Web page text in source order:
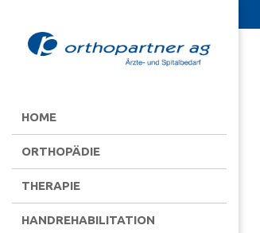
HOME
ORTHOPÄDIE
THERAPIE
HANDREHABILITATION